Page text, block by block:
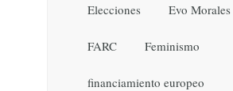
Elecciones Evo Morales
FARC Feminismo
financiamiento europeo